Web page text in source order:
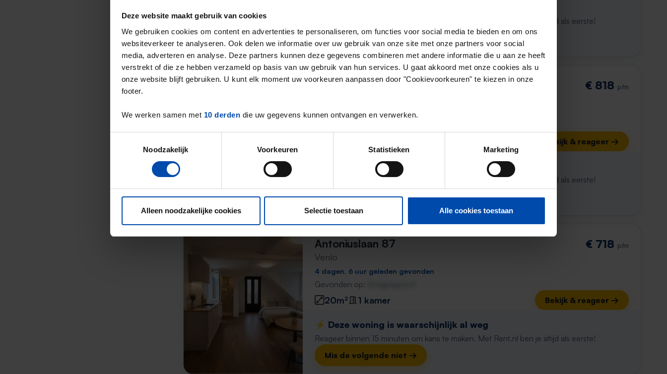
Deze website maakt gebruik van cookies
We gebruiken cookies om content en advertenties te personaliseren, om functies voor social media te bieden en om ons
websiteverkeer te analyseren. Ook delen we informatie over uw gebruik van onze site met onze partners voor social
media, adverteren en analyse. Deze partners kunnen deze gegevens combineren met andere informatie die u aan ze heeft
verstrekt of die ze hebben verzameld op basis van uw gebruik van hun services. U gaat akkoord met onze cookies als u
onze website blijft gebruiken. U kunt elk moment uw voorkeuren aanpassen door "Cookievoorkeuren" te kiezen in onze
footer.
We werken samen met 10 derden die uw gegevens kunnen ontvangen en verwerken.
Noodzakelijk
Voorkeuren Statistieken Marketing
Alleen noodzakelijke cookies Selectie toestaan Alle cookies toestaan
Reageer binnen 15 minuten om kans te maken. Met Rent.nl ben je altijd als eerste!
Mis de volgende niet →
Studio Antoniuslaan € 818 p/m
4 dagen, 1 uur geleden gevonden
Bekijk & reageer →
⚡️ Deze woning is waarschijnlijk al weg
Reageer binnen 15 minuten om kans te maken. Met Rent.nl ben je altijd als eerste!
Mis de volgende niet →
Antoniuslaan 87
Venlo
€ 718 p/m
4 dagen, 6 uur geleden gevonden
Gevonden op:
20m² 1 kamer Bekijk & reageer →
⚡️ Deze woning is waarschijnlijk al weg
Reageer binnen 15 minuten om kans te maken. Met Rent.nl ben je altijd als eerste!
Mis de volgende niet →